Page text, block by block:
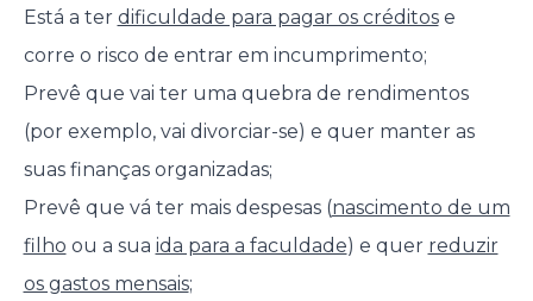
Está a ter dificuldade para pagar os créditose
corre o risco de entrar em incumprimento;
Prevê que vai ter uma quebra de rendimentos
(por exemplo, vai divorciar-se) e quer manter as
suas finanças organizadas;
Prevê que vá ter mais despesas (nascimento de um
filho ou a sua ida para a faculdade) e quer reduzir
os gastos mensais;